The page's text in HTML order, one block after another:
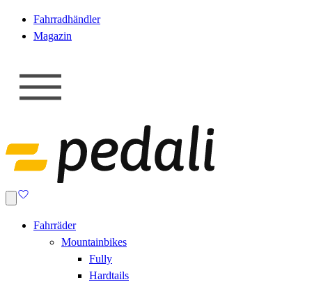
Fahrradhändler
Magazin
Fahrräder
Mountainbikes
Fully
Hardtails